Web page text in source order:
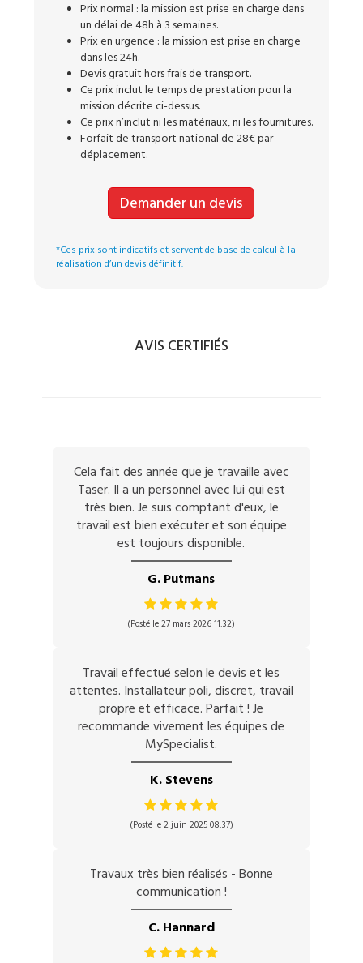
Prix normal : la mission est prise en charge dans
un délai de 48h à 3 semaines.
Prix en urgence : la mission est prise en charge
dans les 24h.
Devis gratuit hors frais de transport.
Ce prix inclut le temps de prestation pour la
mission décrite ci-dessus.
Ce prix n’inclut ni les matériaux, ni les fournitures.
Forfait de transport national de 28€ par
déplacement.
Demander un devis
*Ces prix sont indicatifs et servent de base de calcul à la
réalisation d’un devis définitif.
AVIS CERTIFIÉS
Cela fait des année que je travaille avec
Taser. Il a un personnel avec lui qui est
très bien. Je suis comptant d'eux, le
travail est bien exécuter et son équipe
est toujours disponible.
G. Putmans
(Posté le 27 mars 2026 11:32)
Travail effectué selon le devis et les
attentes. Installateur poli, discret, travail
propre et efficace. Parfait ! Je
recommande vivement les équipes de
MySpecialist.
K. Stevens
(Posté le 2 juin 2025 08:37)
Travaux très bien réalisés - Bonne
communication !
C. Hannard